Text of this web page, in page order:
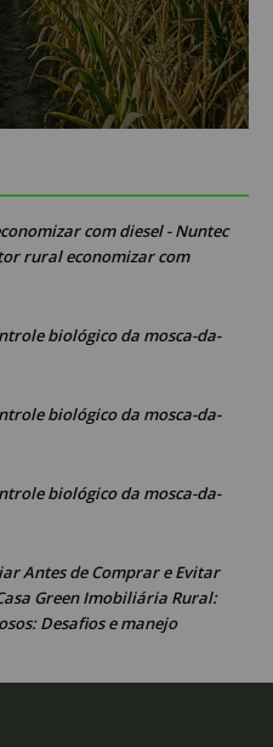
com diesel - Nuntec
rural economizar com
biológico da mosca-da-
biológico da mosca-da-
biológico da mosca-da-
Antes de Comprar e Evitar
Green Imobiliária Rural:
Desafios e manejo